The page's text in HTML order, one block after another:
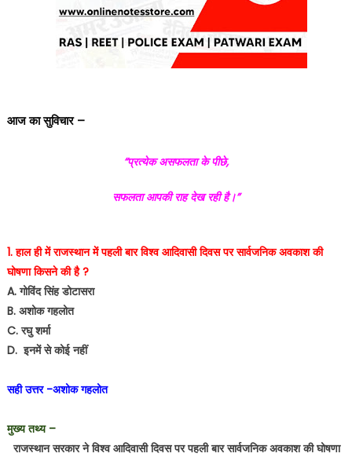
आज का सुविचार –
“प्रत्येक असफलता के पीछे,
सफलता आपकी राह देख रही है।”
1. हाल ही में राजस्थान में पहली बार विश्व आदिवासी दिवस पर सार्वजनिक अवकाश की
घोषणा किसने की है ?
A. गोविंद सिंह डोटासरा
B. अशोक गहलोत
C. रघु शर्मा
D. इनमें से कोई नहीं
सही उत्तर -अशोक गहलोत
मुख्य तथ्य –
राजस्थान सरकार ने विश्व आदिवासी दिवस पर पहली बार सार्वजनिक अवकाश की घोषणा